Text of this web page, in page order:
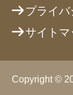
プライ
サイトマ
Copyright ©